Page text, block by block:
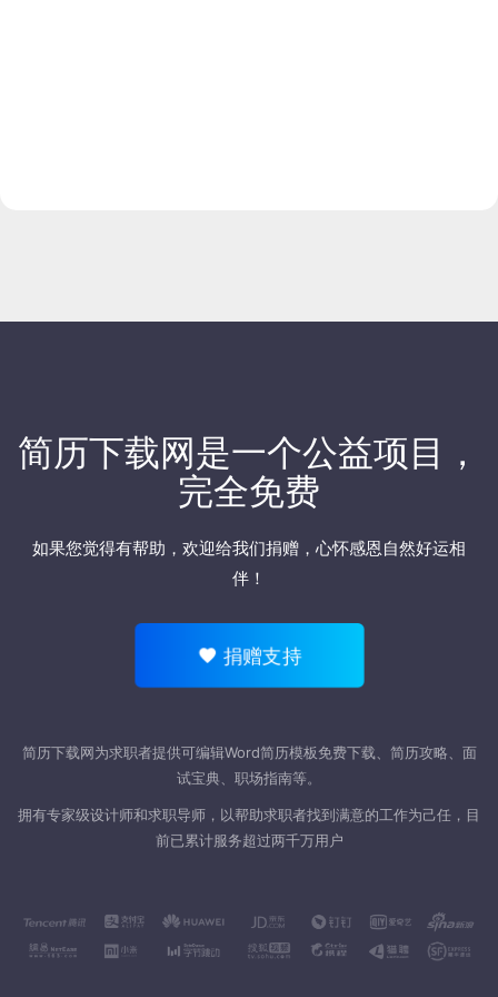
简历下载网是一个公益项目，
完全免费
如果您觉得有帮助，欢迎给我们捐赠 ，心怀感恩自然好运相
伴！
捐赠支持
简历下载网为求职者提供可编辑Word简历模板免费下载、简历攻略、面
试宝典、职场指南等。
拥有专家级设计师和求职导师，以帮助求职者找到满意的工作为己任，目
前已累计服务超过两千万用户